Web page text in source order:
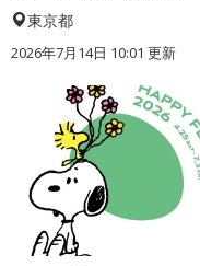
東京都
2026年7月14日 10:01 更新